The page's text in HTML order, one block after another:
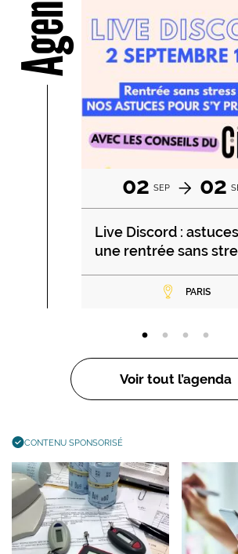
02 SEP 02
Live Discord :
une rentrée sans
PARIS
Voir tout l’agenda
CONTENU SPONSORISÉ